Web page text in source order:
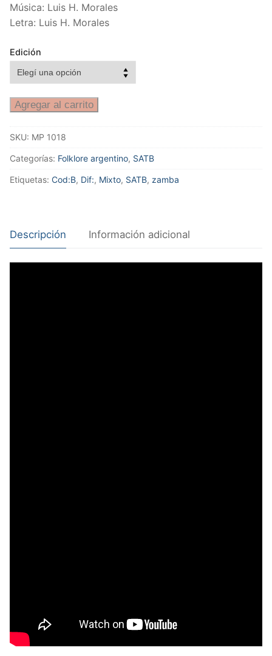
Música: Luis H. Morales
Letra: Luis H. Morales
Edición
Agregar al carrito
SKU: MP 1018
Categorías: Folklore argentino, SATB
Etiquetas: Cod:B, Dif:, Mixto, SATB, zamba
Descripción Información adicional